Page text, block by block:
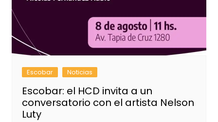
Escobar Noticias
Escobar: el HCD invita a un
conversatorio con el artista Nelson
Luty